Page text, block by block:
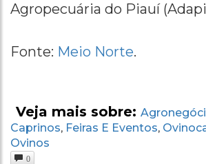
Agropecuária do Piauí
Fonte: Meio Norte.
Veja mais sobre:
Caprinos, Feiras E Eventos,
Ovinos
0